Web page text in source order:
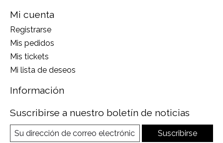
Mi cuenta
Registrarse
Mis pedidos
Mis tickets
Mi lista de deseos
Información
Suscribirse a nuestro boletín de noticias
Suscribirse